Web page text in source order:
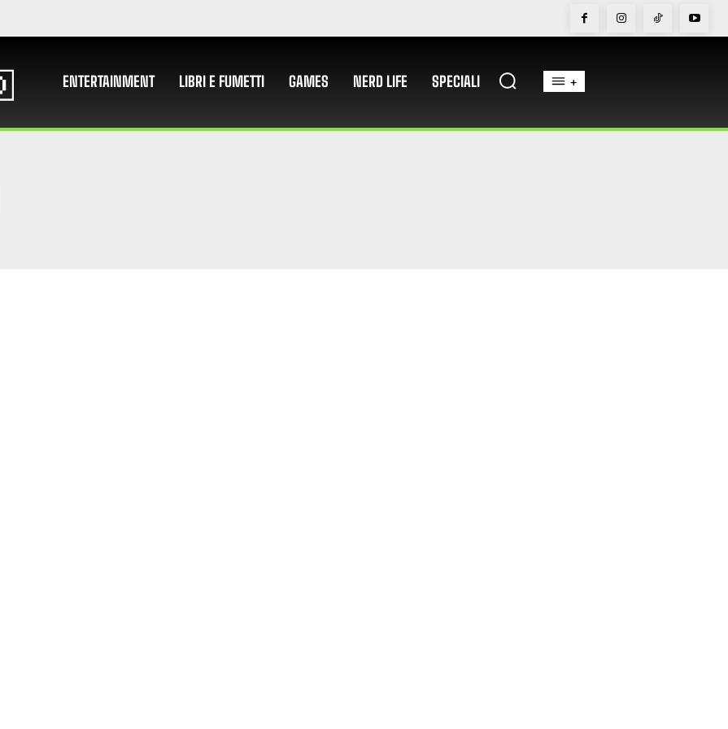
ENTERTAINMENT LIBRI E FUMETTI GAMES NERD LIFE SPECIALI +